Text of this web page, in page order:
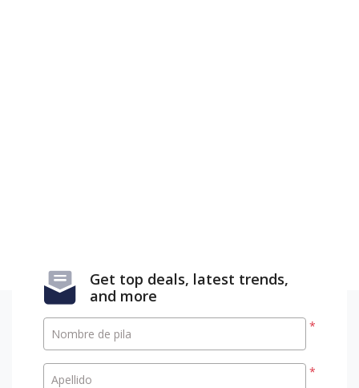
Get top deals, latest trends,
and more
*
Nombre de pila
*
Apellido